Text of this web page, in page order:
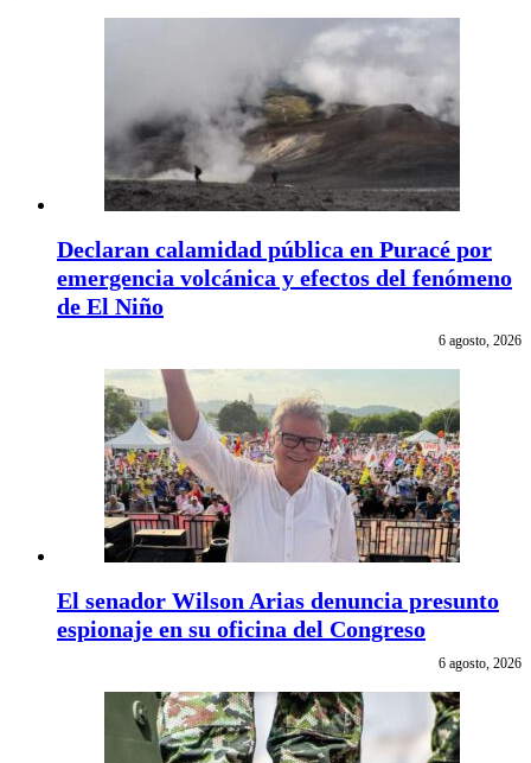
Declaran calamidad pública en Puracé por
emergencia volcánica y efectos del fenómeno
de El Niño
6 agosto, 2026
El senador Wilson Arias denuncia presunto
espionaje en su oficina del Congreso
6 agosto, 2026